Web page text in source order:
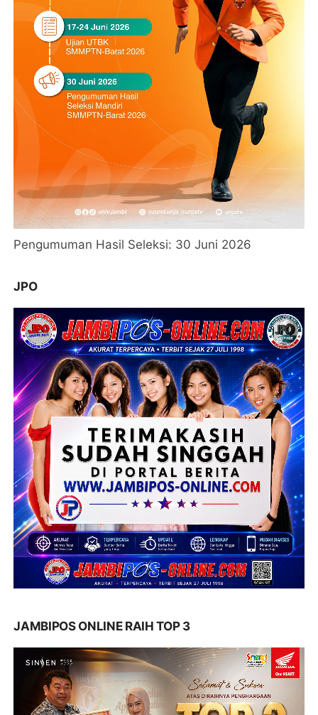
Pengumuman Hasil Seleksi: 30 Juni 2026
JPO
JAMBIPOS ONLINE RAIH TOP 3